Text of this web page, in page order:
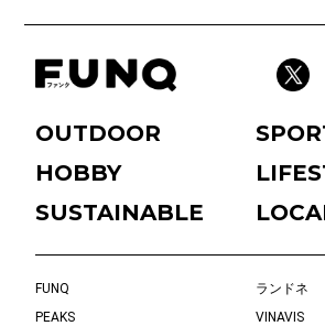
OUTDOOR
HOBBY
SUSTAINABLE
FUNQ
ランドネ
PEAKS
VINAVIS